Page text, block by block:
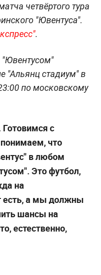
четвёртого тура
"Ювентуса".
.
"Ювентусом"
"Альянц стадиум" в
по московскому
Готовимся с
что
в любом
Это футбол,
на
есть, а мы должны
шансы на
естественно,